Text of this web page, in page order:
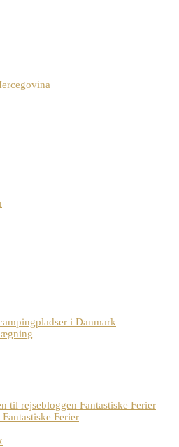
i Danmark
til rejsebloggen Fantastiske Ferier
Ferier